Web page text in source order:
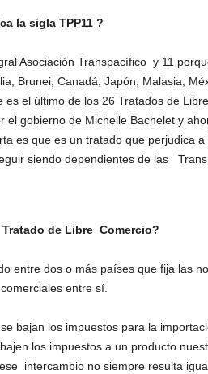
la sigla TPP11 ?
Asociación Transpacífico y 11
Brunei, Canadá, Japón, Malasia,
es el último de los 26 Tratados de
el gobierno de Michelle Bachelet y
es que es un tratado que perjudica
siendo dependientes de las
de Libre Comercio?
entre dos o más países que fija las
entre sí.
bajan los impuestos para la
los impuestos a un producto
intercambio no siempre resulta